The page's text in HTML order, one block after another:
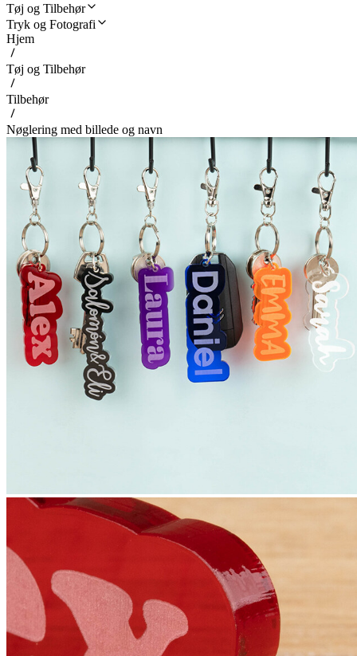
Tøj og Tilbehør
Tryk og Fotografi
Hjem
Tøj og Tilbehør
Tilbehør
Nøglering med billede og navn